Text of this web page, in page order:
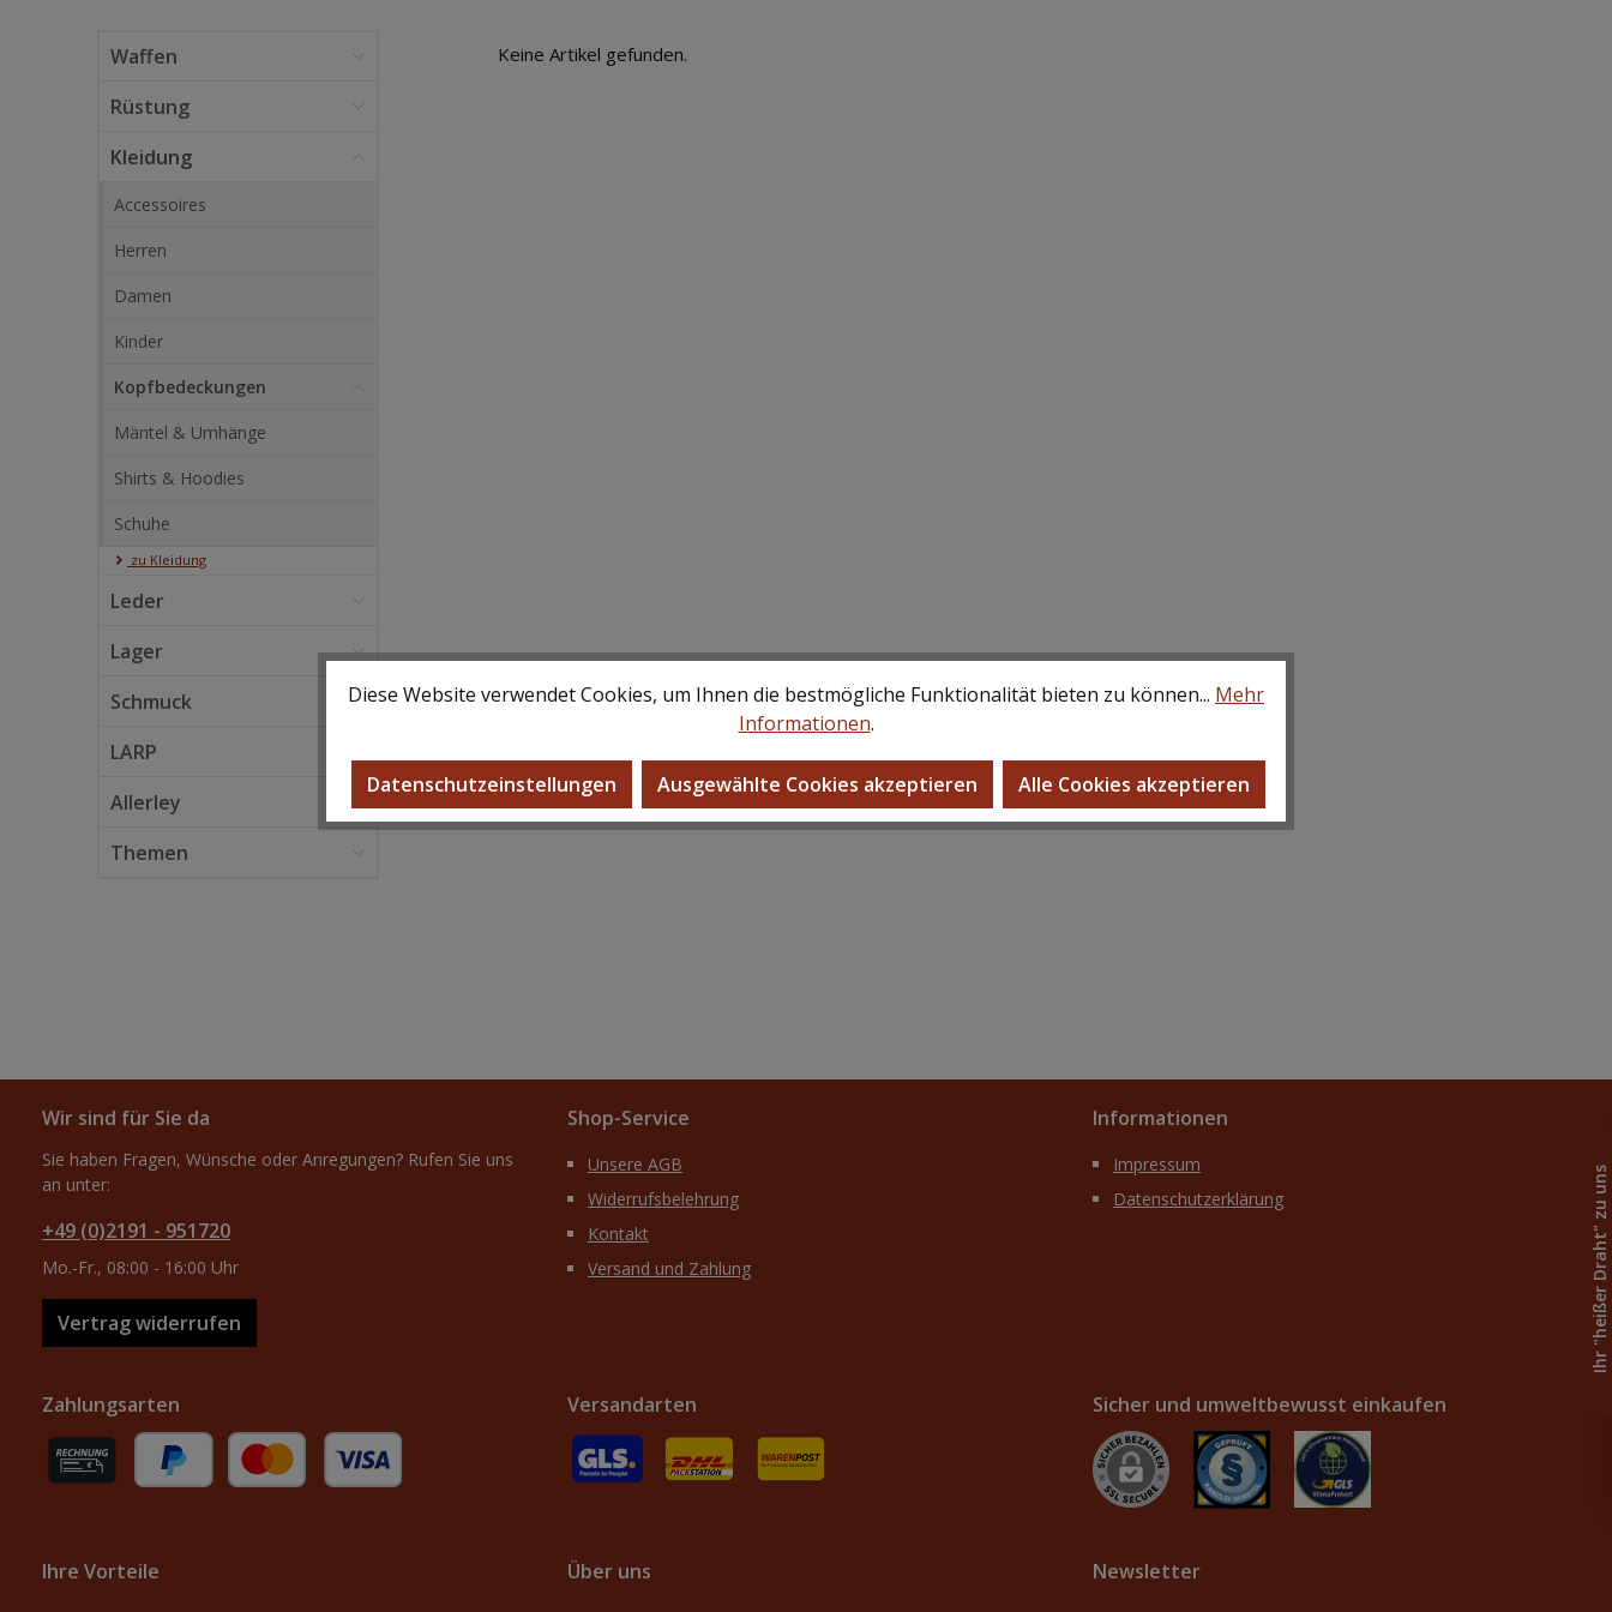
Waffen
Rüstung
Kleidung
Accessoires
Herren
Damen
Kinder
Kopfbedeckungen
Mäntel & Umhänge
Shirts & Hoodies
Schuhe
zu Kleidung
Leder
Lager
Schmuck
LARP
Allerley
Themen
Keine Artikel gefunden.
Wir sind für Sie da
Sie haben Fragen, Wünsche oder Anregungen? Rufen Sie uns
an unter:
+49 (0)2191 - 951720
Mo.-Fr., 08:00 - 16:00 Uhr
Vertrag widerrufen
Shop-Service
Unsere AGB
Widerrufsbelehrung
Kontakt
Versand und Zahlung
Informationen
Impressum
Datenschutzerklärung
Zahlungsarten Versandarten Sicher und umweltbewusst einkaufen
Ihre Vorteile Über uns Newsletter
Ihr "heißer Draht" zu uns
Diese Website verwendet Cookies, um Ihnen die bestmögliche Funktionalität bieten zu können... Mehr
Informationen.
Datenschutzeinstellungen Ausgewählte Cookies akzeptieren Alle Cookies akzeptieren